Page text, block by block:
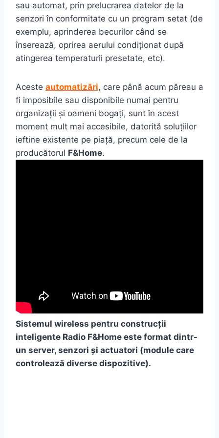
sau automat, prin prelucrarea datelor de la
senzori în conformitate cu un program setat (de
exemplu, aprinderea becurilor când se
înserează, oprirea aerului condiționat după
atingerea temperaturii presetate, etc).
Aceste automatizări, care până acum păreau a
fi imposibile sau disponibile numai pentru
organizații și oameni bogați, sunt în acest
moment mult mai accesibile, datorită soluțiilor
ieftine existente pe piață, precum cele de la
producătorul F&Home.
Sistemul wireless pentru construcții
inteligente Radio F&Home este format dintr-
un server, senzori și actuatori (module care
controlează diverse dispozitive).